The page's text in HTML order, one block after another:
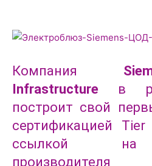
Компания
Infrastructure в
построит свой
сертификацией
ссылкой на